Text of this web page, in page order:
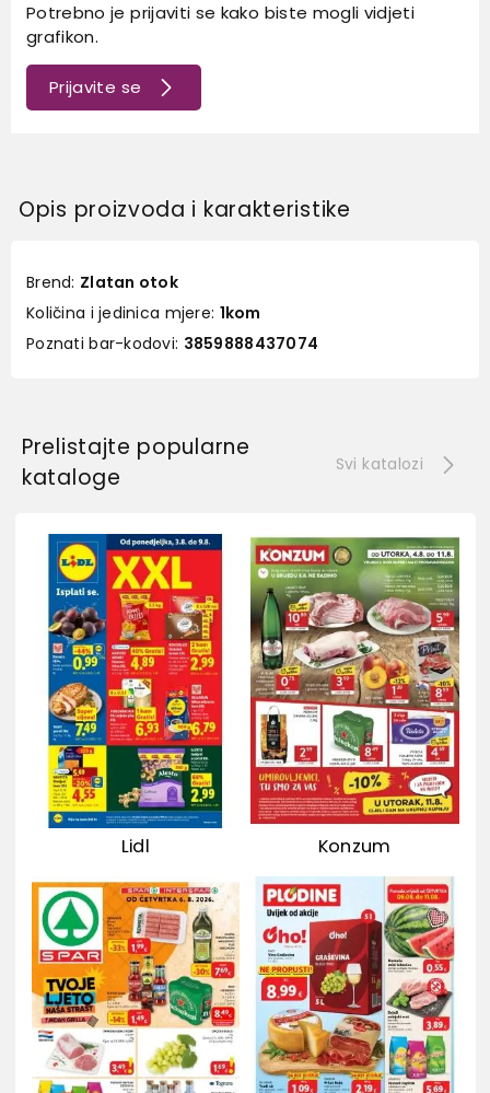
Potrebno je prijaviti se kako biste mogli vidjeti
grafikon.
Prijavite se
Opis proizvoda i karakteristike
Brend: Zlatan otok
Količina i jedinica mjere: 1kom
Poznati bar-kodovi: 3859888437074
Prelistajte popularne
kataloge
Svi katalozi
Lidl Konzum